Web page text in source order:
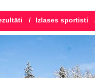
/ Izlases sportisti